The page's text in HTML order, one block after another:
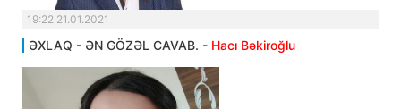
19:22 21.01.2021
ƏXLAQ - ƏN GÖZƏL CAVAB. - Hacı Bəkiroğlu